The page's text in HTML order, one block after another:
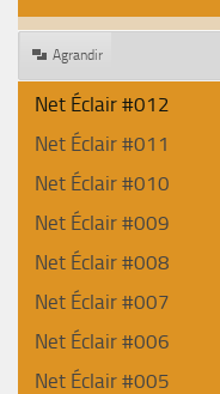
Agrandir
Net Éclair #012
Net Éclair #011
Net Éclair #010
Net Éclair #009
Net Éclair #008
Net Éclair #007
Net Éclair #006
Net Éclair #005